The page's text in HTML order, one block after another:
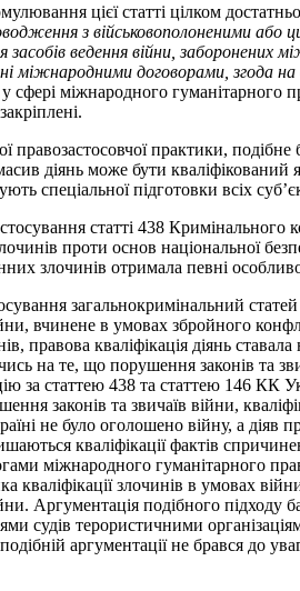
цієї статті цілком
з військовополоненими або
засобів ведення війни, заборонених
міжнародними договорами, згода
сфері міжнародного гуманітарного
правозастосовчої практики,
діянь може бути кваліфікований
спеціальної підготовки всіх
статті 438 Кримінального
проти основ національної
злочинів отримала певні
загальнокримінальний
вчинене в умовах збройного
правова кваліфікація діянь
на те, що порушення законів та
за статтею 438 та статтею 146 КК
законів та звичаїв війни,
не було оголошено війну, а
кваліфікації фактів
міжнародного гуманітарного
кваліфікації злочинів в умовах
Аргументація подібного
судів терористичними
аргументації не брався до